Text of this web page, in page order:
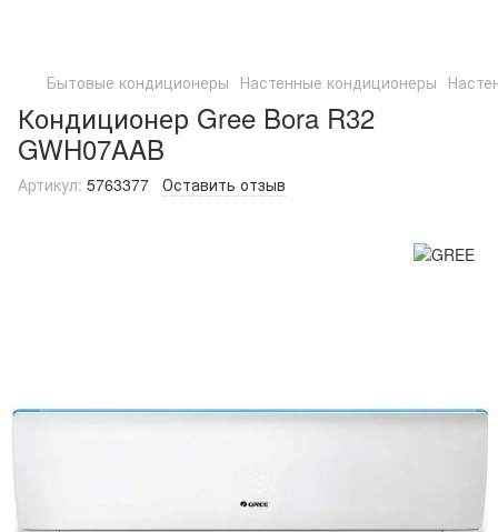
Бытовые кондиционеры Настенные кондиционеры
Кондиционер Gree Bora R32
GWH07AAB
Артикул: 5763377 Оставить отзыв